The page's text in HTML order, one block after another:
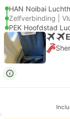
HAN Noibai
Zelfverbinding |
PEK Hoofdstad